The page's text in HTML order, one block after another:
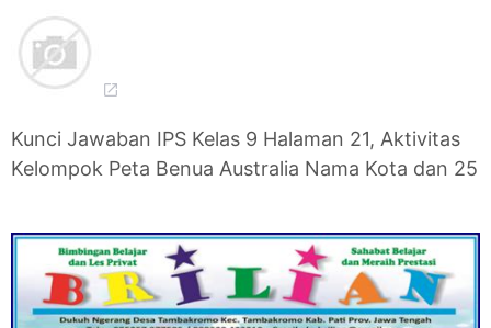
Kunci Jawaban IPS Kelas 9 Halaman 21, Aktivitas
Kelompok Peta Benua Australia Nama Kota dan 25